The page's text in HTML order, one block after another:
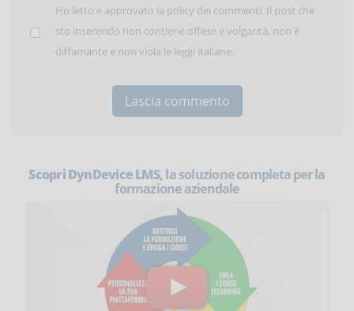
Ho letto e approvato la policy dei commenti. Il post che
sto inserendo non contiene offese e volgarità, non è
diffamante e non viola le leggi italiane.
Scopri DynDevice LMS, la soluzione completa per la
formazione aziendale